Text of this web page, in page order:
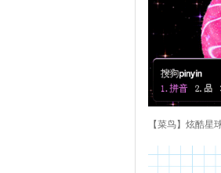
【菜鸟】炫酷星